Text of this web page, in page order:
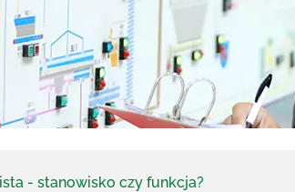
- stanowisko czy funkcja?